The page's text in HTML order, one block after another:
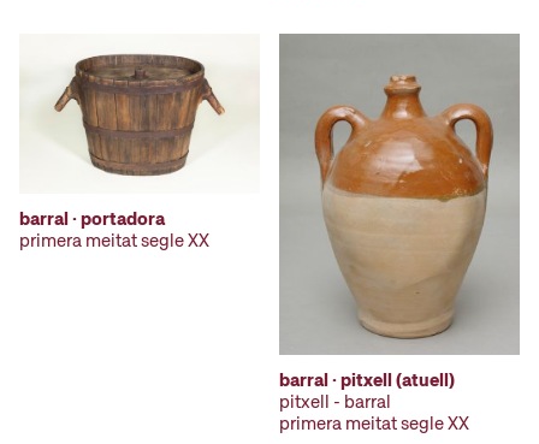
barral · portadora
primera meitat segle XX
barral · pitxell (atuell)
pitxell - barral
primera meitat segle XX